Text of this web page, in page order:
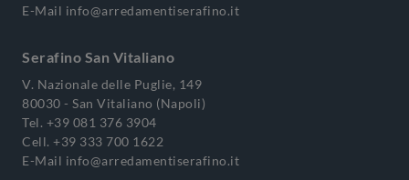
E-Mail info@arredamentiserafino.it
Serafino San Vitaliano
V. Nazionale delle Puglie, 149
80030 - San Vitaliano (Napoli)
Tel. +39 081 376 3904
Cell. +39 333 700 1622
E-Mail info@arredamentiserafino.it